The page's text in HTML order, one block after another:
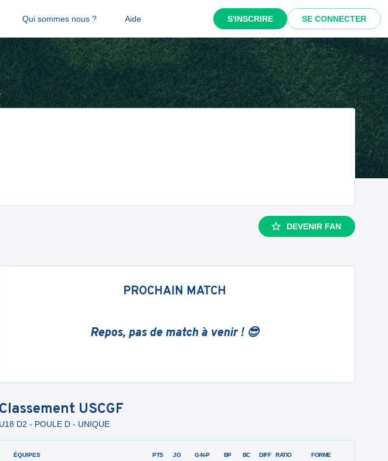
Qui sommes nous ? Aide S'INSCRIRE SE CONNECTER
DEVENIR FAN
PROCHAIN MATCH
Repos, pas de match à venir ! 😎
Classement USCGF
U18 D2 - POULE D - UNIQUE
ÉQUIPES PTS JO G-N-P BP BC DIFF RATIO FORME